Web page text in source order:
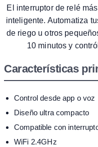
El interruptor de relé
inteligente. Automatiza
de riego u otros
10 minutos y
Características
Control desde app o voz
Diseño ultra compacto
Compatible con
WiFi 2.4GHz